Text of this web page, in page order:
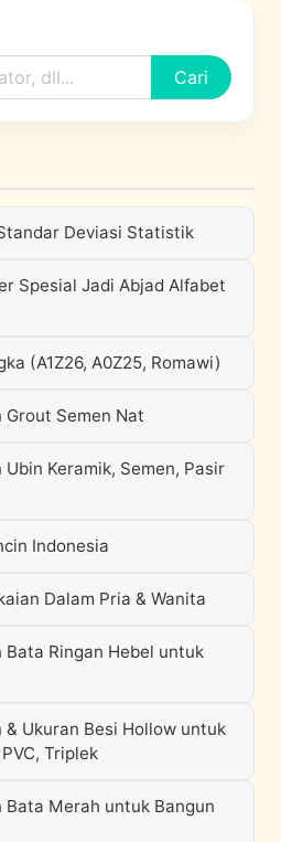
Cari
Deviasi Statistik
Spesial Jadi Abjad Alfabet
(A1Z26, A0Z25, Romawi)
Semen Nat
Keramik, Semen, Pasir
Indonesia
Dalam Pria & Wanita
Ringan Hebel untuk
Ukuran Besi Hollow untuk
Triplek
Merah untuk Bangun